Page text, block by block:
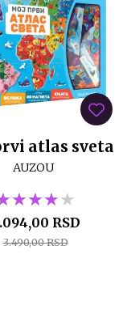
atlas sveta
AUZOU
RSD
3.490,00 RSD